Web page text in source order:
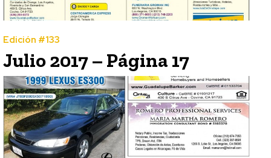
Edición #133
Julio 2017 – Página 17